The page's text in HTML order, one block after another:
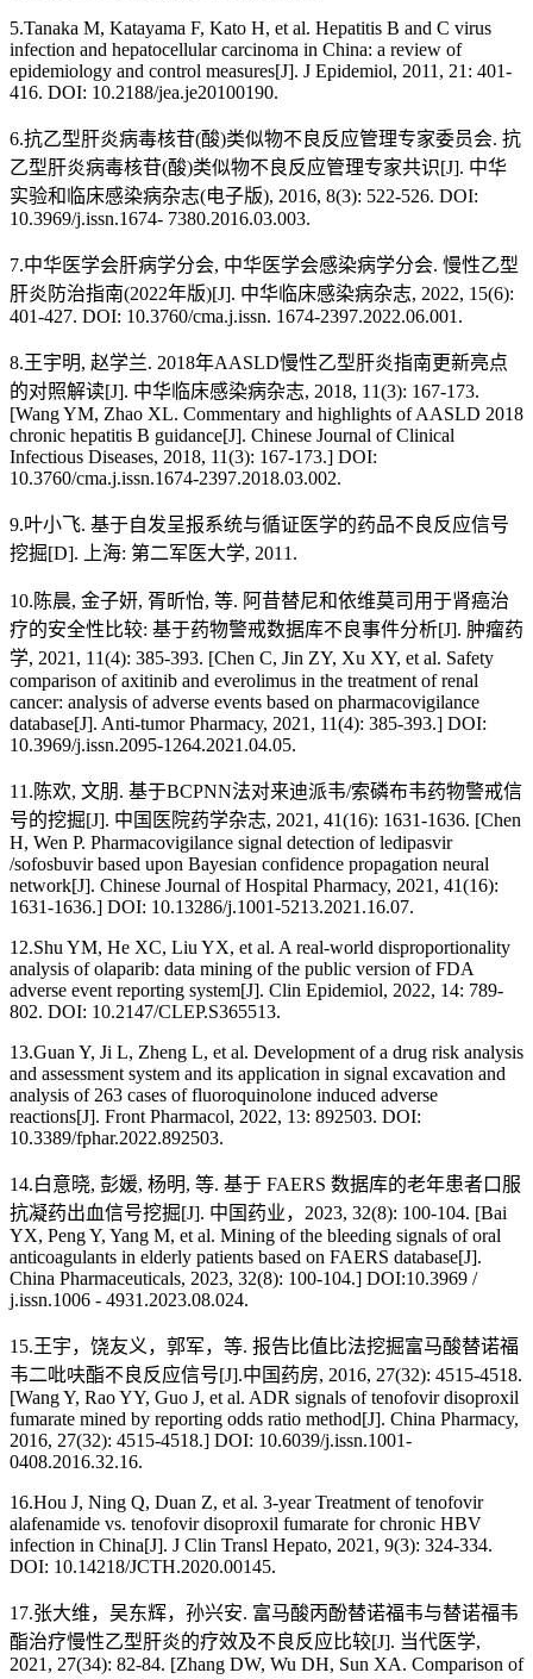
5.Tanaka M, Katayama F, Kato H, et al. Hepatitis B and C virus
infection and hepatocellular carcinoma in China: a review of
epidemiology and control measures[J]. J Epidemiol, 2011, 21: 401-
416. DOI: 10.2188/jea.je20100190.
6.抗乙型肝炎病毒核苷(酸)类似物不良反应管理专家委员会. 抗
乙型肝炎病毒核苷(酸)类似物不良反应管理专家共识[J]. 中华
实验和临床感染病杂志(电子版), 2016, 8(3): 522-526. DOI:
10.3969/j.issn.1674- 7380.2016.03.003.
7.中华医学会肝病学分会, 中华医学会感染病学分会. 慢性乙型
肝炎防治指南(2022年版)[J]. 中华临床感染病杂志, 2022, 15(6):
401-427. DOI: 10.3760/cma.j.issn. 1674-2397.2022.06.001.
8.王宇明, 赵学兰. 2018年AASLD慢性乙型肝炎指南更新亮点
的对照解读[J]. 中华临床感染病杂志, 2018, 11(3): 167-173.
[Wang YM, Zhao XL. Commentary and highlights of AASLD 2018
chronic hepatitis B guidance[J]. Chinese Journal of Clinical
Infectious Diseases, 2018, 11(3): 167-173.] DOI:
10.3760/cma.j.issn.1674-2397.2018.03.002.
9.叶小飞. 基于自发呈报系统与循证医学的药品不良反应信号
挖掘[D]. 上海: 第二军医大学, 2011.
10.陈晨, 金子妍, 胥昕怡, 等. 阿昔替尼和依维莫司用于肾癌治
疗的安全性比较: 基于药物警戒数据库不良事件分析[J]. 肿瘤药
学, 2021, 11(4): 385-393. [Chen C, Jin ZY, Xu XY, et al. Safety
comparison of axitinib and everolimus in the treatment of renal
cancer: analysis of adverse events based on pharmacovigilance
database[J]. Anti-tumor Pharmacy, 2021, 11(4): 385-393.] DOI:
10.3969/j.issn.2095-1264.2021.04.05.
11.陈欢, 文朋. 基于BCPNN法对来迪派韦/索磷布韦药物警戒信
号的挖掘[J]. 中国医院药学杂志, 2021, 41(16): 1631-1636. [Chen
H, Wen P. Pharmacovigilance signal detection of ledipasvir
/sofosbuvir based upon Bayesian confidence propagation neural
network[J]. Chinese Journal of Hospital Pharmacy, 2021, 41(16):
1631-1636.] DOI: 10.13286/j.1001-5213.2021.16.07.
12.Shu YM, He XC, Liu YX, et al. A real-world disproportionality
analysis of olaparib: data mining of the public version of FDA
adverse event reporting system[J]. Clin Epidemiol, 2022, 14: 789-
802. DOI: 10.2147/CLEP.S365513.
13.Guan Y, Ji L, Zheng L, et al. Development of a drug risk analysis
and assessment system and its application in signal excavation and
analysis of 263 cases of fluoroquinolone induced adverse
reactions[J]. Front Pharmacol, 2022, 13: 892503. DOI:
10.3389/fphar.2022.892503.
14.白意晓, 彭媛, 杨明, 等. 基于 FAERS 数据库的老年患者口服
抗凝药出血信号挖掘[J]. 中国药业，2023, 32(8): 100-104. [Bai
YX, Peng Y, Yang M, et al. Mining of the bleeding signals of oral
anticoagulants in elderly patients based on FAERS database[J].
China Pharmaceuticals, 2023, 32(8): 100-104.] DOI:10.3969 /
j.issn.1006 - 4931.2023.08.024.
15.王宇，饶友义，郭军，等. 报告比值比法挖掘富马酸替诺福
韦二吡呋酯不良反应信号[J].中国药房, 2016, 27(32): 4515-4518.
[Wang Y, Rao YY, Guo J, et al. ADR signals of tenofovir disoproxil
fumarate mined by reporting odds ratio method[J]. China Pharmacy,
2016, 27(32): 4515-4518.] DOI: 10.6039/j.issn.1001-
0408.2016.32.16.
16.Hou J, Ning Q, Duan Z, et al. 3-year Treatment of tenofovir
alafenamide vs. tenofovir disoproxil fumarate for chronic HBV
infection in China[J]. J Clin Transl Hepato, 2021, 9(3): 324-334.
DOI: 10.14218/JCTH.2020.00145.
17.张大维，吴东辉，孙兴安. 富马酸丙酚替诺福韦与替诺福韦
酯治疗慢性乙型肝炎的疗效及不良反应比较[J]. 当代医学,
2021, 27(34): 82-84. [Zhang DW, Wu DH, Sun XA. Comparison of